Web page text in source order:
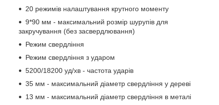
20 режимів налаштування крутного моменту
9*90 мм - максимальний розмір шурупів для
закручування (без засвердлювання)
Режим свердління
Режим свердління з ударом
5200/18200 уд/хв - частота ударів
35 мм - максимальний діаметр свердління у дереві
13 мм - максимальний діаметр свердління в металі